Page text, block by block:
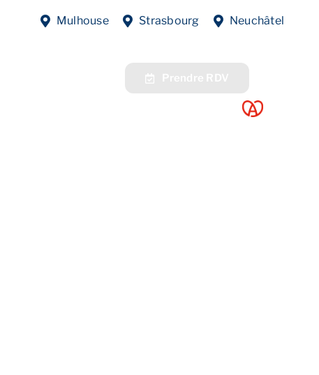
Mulhouse Strasbourg Neuchâtel